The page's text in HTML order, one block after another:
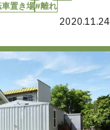
置き場#離れ
2020.11.24